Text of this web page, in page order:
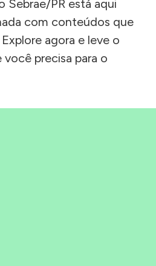
Sebrae/PR está aqui
com conteúdos que
agora e leve o
precisa para o